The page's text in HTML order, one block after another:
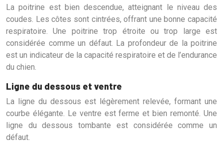
La poitrine est bien descendue, atteignant le niveau des
coudes. Les côtes sont cintrées, offrant une bonne capacité
respiratoire. Une poitrine trop étroite ou trop large est
considérée comme un défaut. La profondeur de la poitrine
est un indicateur de la capacité respiratoire et de l’endurance
du chien.
Ligne du dessous et ventre
La ligne du dessous est légèrement relevée, formant une
courbe élégante. Le ventre est ferme et bien remonté. Une
ligne du dessous tombante est considérée comme un
défaut.